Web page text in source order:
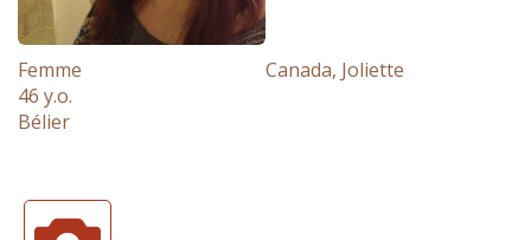
Femme
46 y.o.
Bélier
Canada, Joliette